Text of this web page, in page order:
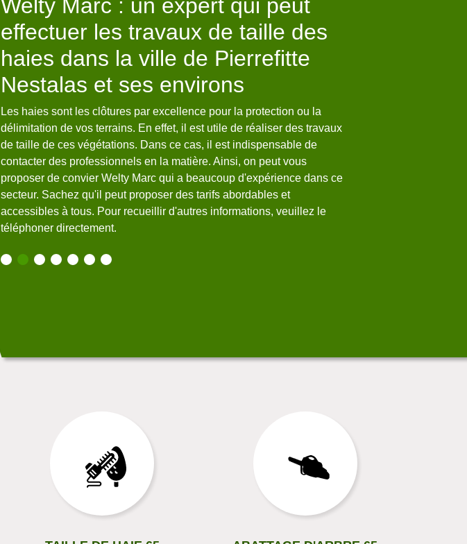
Welty Marc : un expert qui peut
effectuer les travaux de taille des
haies dans la ville de Pierrefitte
Nestalas et ses environs
Les haies sont les clôtures par excellence pour la protection ou la
délimitation de vos terrains. En effet, il est utile de réaliser des travaux
de taille de ces végétations. Dans ce cas, il est indispensable de
contacter des professionnels en la matière. Ainsi, on peut vous
proposer de convier Welty Marc qui a beaucoup d'expérience dans ce
secteur. Sachez qu'il peut proposer des tarifs abordables et
accessibles à tous. Pour recueillir d'autres informations, veuillez le
téléphoner directement.